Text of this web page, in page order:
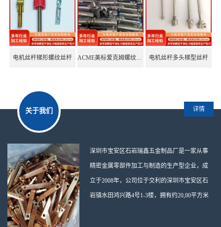
恒压阀杆
CD纹
螺丝螺母
管制螺纹转换接头
首饰配件
电机丝杆梯形螺纹丝杆 ACME美标爱克姆螺纹丝杆 电机丝杆多头梯型丝杆
关于我们
深圳市宝安区石岩瑞鑫五金制品厂是一家从事
精密金属零部件加工与制造的生产型企业，成
立于2008年，公司位于交利的深圳市宝安区石
岩镇水田鸿兴路4号1-3楼，拥有约20,00平方米
详情